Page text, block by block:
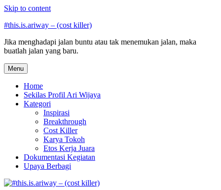
Skip to content
#this.is.ariway – (cost killer)
Jika menghadapi jalan buntu atau tak menemukan jalan, maka
buatlah jalan yang baru.
Menu
Home
Sekilas Profil Ari Wijaya
Kategori
Inspirasi
Breakthrough
Cost Killer
Karya Tokoh
Etos Kerja Juara
Dokumentasi Kegiatan
Upaya Berbagi